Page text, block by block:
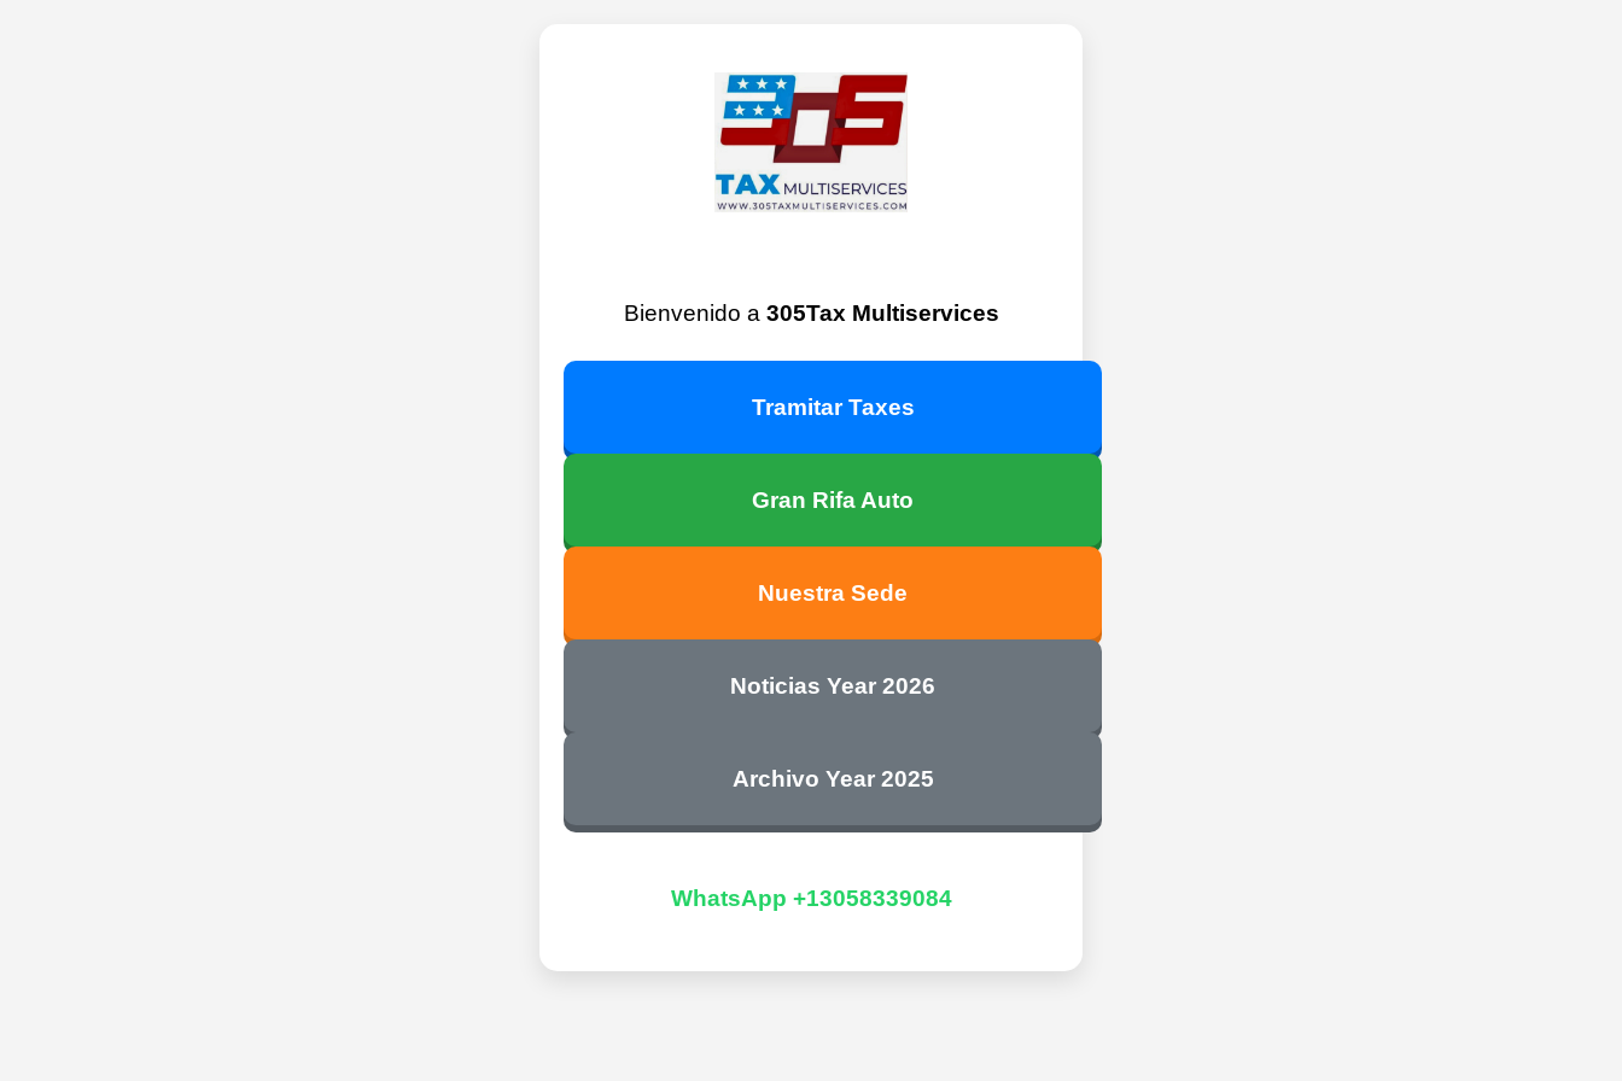
Bienvenido a 305Tax Multiservices
Tramitar Taxes
Gran Rifa Auto
Nuestra Sede
Noticias Year 2026
Archivo Year 2025
WhatsApp +13058339084